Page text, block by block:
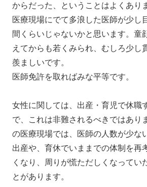
からだった、ということはよくあり
医療現場にでて多浪した医師が少し
間くらいじゃないかと思います。童
えてからも若くみられ、むしろ少し
羨ましいです。
医師免許を取ればみな平等です。
女性に関しては、出産・育児で休職
で、これは非難されるべきではあり
の医療現場では、医師の人数が少な
出産や、育休でいままでの体制を再
くなり、周りが慌ただしくなってい
とがあります。